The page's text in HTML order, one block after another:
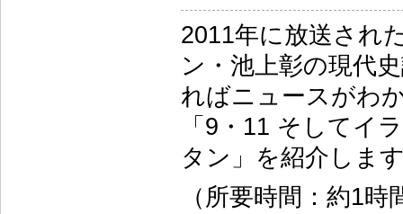
2011年に放送され
ン・池上彰の現代
ればニュースがわ
「9・11 そしてイ
タン」を紹介しま
（所要時間：約1時